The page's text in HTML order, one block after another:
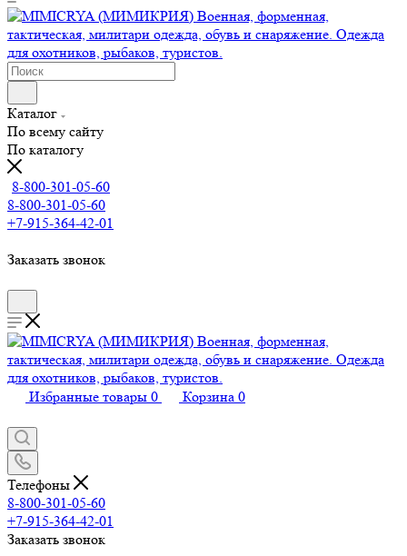
Каталог
По всему сайту
По каталогу
8-800-301-05-60
8-800-301-05-60
+7-915-364-42-01
Заказать звонок
Избранные товары 0 Корзина 0
Телефоны
8-800-301-05-60
+7-915-364-42-01
Заказать звонок